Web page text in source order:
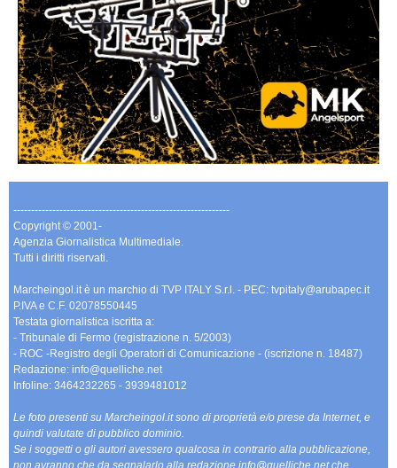
-------------------------------------------------------------
Copyright © 2001-
Agenzia Giornalistica Multimediale.
Tutti i diritti riservati.
Marcheingol.it è un marchio di TVP ITALY S.r.l. - PEC: tvpitaly@arubapec.it
P.IVA e C.F. 02078550445
Testata giornalistica iscritta a:
- Tribunale di Fermo (registrazione n. 5/2003)
- ROC -Registro degli Operatori di Comunicazione - (iscrizione n. 18487)
Redazione: info@quelliche.net
Infoline: 3464232265 - 3939481012
Le foto presenti su Marcheingol.it sono di proprietà e/o prese da Internet, e
quindi valutate di pubblico dominio.
Se i soggetti o gli autori avessero qualcosa in contrario alla pubblicazione,
non avranno che da segnalarlo alla redazione info@quelliche.net che